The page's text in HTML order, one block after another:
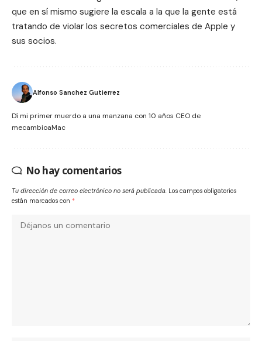
que en sí mismo sugiere la escala a la que la gente está
tratando de violar los secretos comerciales de Apple y
sus socios.
Alfonso Sanchez Gutierrez
Dí mi primer muerdo a una manzana con 10 años CEO de
mecambioaMac
No hay comentarios
Tu dirección de correo electrónico no será publicada. Los campos obligatorios
están marcados con *